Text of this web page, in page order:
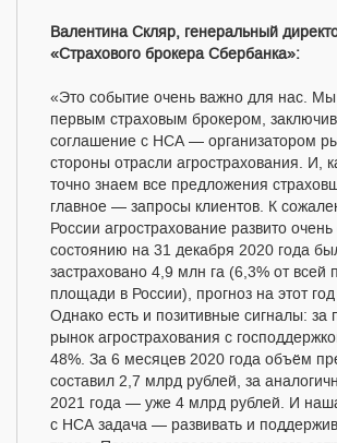
Валентина Скляр, генеральный
«Страхового брокера Сбербанка»:
«Это событие очень важно для нас. Мы
первым страховым брокером,
соглашение с НСА — организатором
стороны отрасли агрострахования. И,
точно знаем все предложения
главное — запросы клиентов. К
России агрострахование развито
состоянию на 31 декабря 2020 года
застраховано 4,9 млн га (6,3% от всей
площади в России), прогноз на этот
Однако есть и позитивные сигналы: за
рынок агрострахования с
48%. За 6 месяцев 2020 года объём
составил 2,7 млрд рублей, за
2021 года — уже 4 млрд рублей. И
с НСА задача — развивать и